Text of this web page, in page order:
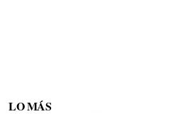
LO MÁS